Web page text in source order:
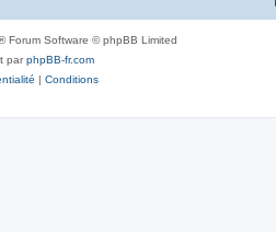
Forum Software © phpBB Limited
parphpBB-fr.com
| Conditions